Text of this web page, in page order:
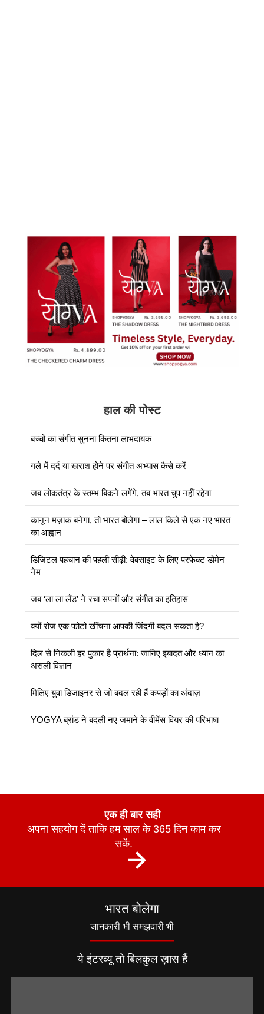
हाल की पोस्ट
बच्चों का संगीत सुनना कितना लाभदायक
गले में दर्द या खराश होने पर संगीत अभ्यास कैसे करें
जब लोकतंत्र के स्तम्भ बिकने लगेंगे, तब भारत चुप नहीं रहेगा
कानून मज़ाक बनेगा, तो भारत बोलेगा – लाल किले से एक नए भारत
का आह्वान
डिजिटल पहचान की पहली सीढ़ी: वेबसाइट के लिए परफेक्ट डोमेन
नेम
जब ‘ला ला लैंड’ ने रचा सपनों और संगीत का इतिहास
क्यों रोज एक फोटो खींचना आपकी जिंदगी बदल सकता है?
दिल से निकली हर पुकार है प्रार्थना: जानिए इबादत और ध्यान का
असली विज्ञान
मिलिए युवा डिजाइनर से जो बदल रही हैं कपड़ों का अंदाज़
YOGYA ब्रांड ने बदली नए जमाने के वीमेंस वियर की परिभाषा
एक ही बार सही
अपना सहयोग दें ताकि हम साल के 365 दिन काम कर
सकें.
भारत बोलेगा
जानकारी भी समझदारी भी
ये इंटरव्यू तो बिलकुल ख़ास हैं